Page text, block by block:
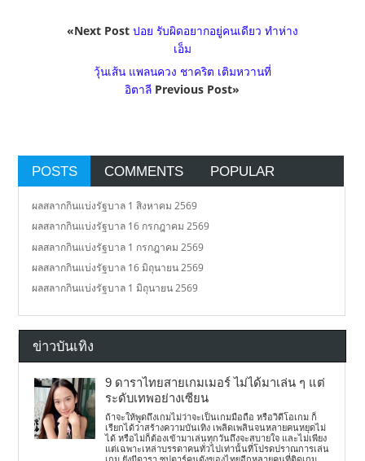
«Next Post ปอย รับผิดอยากอยู่คนเดียว ทำห่าง
เอ็ม
วุ้นเส้น แพลนควง ชาคริต เติมหวานที่
อิตาลี Previous Post»
POSTS COMMENTS POPULAR
ผลสลากกินแบ่งรัฐบาล 1 สิงหาคม 2569
ผลสลากกินแบ่งรัฐบาล 16 กรกฎาคม 2569
ผลสลากกินแบ่งรัฐบาล 1 กรกฎาคม 2569
ผลสลากกินแบ่งรัฐบาล 16 มิถุนายน 2569
ผลสลากกินแบ่งรัฐบาล 1 มิถุนายน 2569
ข่าวบันเทิง
9 ดาราไทยสายเกมเมอร์ ไม่ได้มาเล่น ๆ แต่
ระดับเทพอย่างเซียน
ถ้าจะให้พูดถึงเกมไม่ว่าจะเป็นเกมมือถือ หรือวิดีโอเกม ก็
เรียกได้ว่าสร้างความบันเทิง เพลิดเพลินจนหลายคนหยุดไม่
ได้ หรือไม่ก็ต้องเข้ามาเล่นทุกวันถึงจะสบายใจ และไม่เพียง
แต่เฉพาะเหล่าบรรดาคนทั่วไปเท่านั้นที่โปรดปราณการเล่น